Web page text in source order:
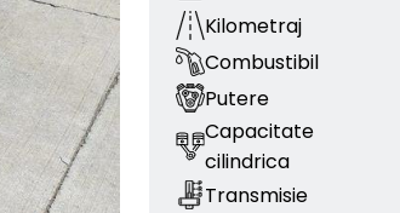
Kilometraj
Combustibil
Putere
Capacitate
cilindrica
Transmisie